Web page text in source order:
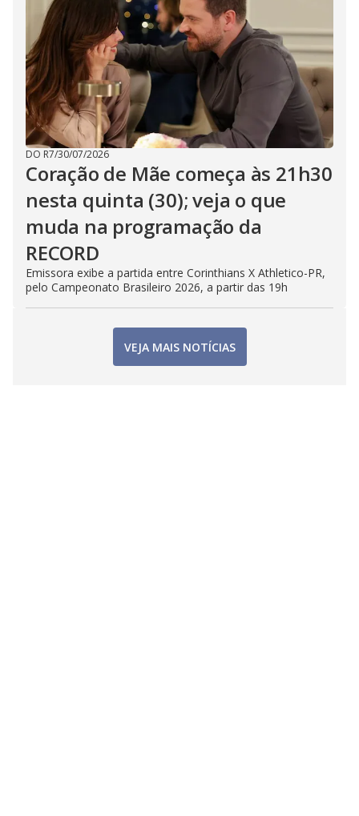
DO R7/30/07/2026
Coração de Mãe começa às 21h30
nesta quinta (30); veja o que
muda na programação da
RECORD
Emissora exibe a partida entre Corinthians X Athletico-PR,
pelo Campeonato Brasileiro 2026, a partir das 19h
VEJA MAIS NOTÍCIAS